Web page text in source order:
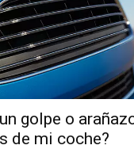
golpe o
de mi coche?